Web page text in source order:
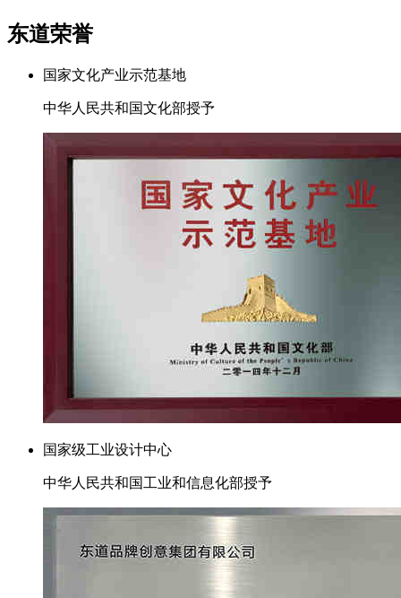
东道荣誉
国家文化产业示范基地
中华人民共和国文化部授予
国家级工业设计中心
中华人民共和国工业和信息化部授予